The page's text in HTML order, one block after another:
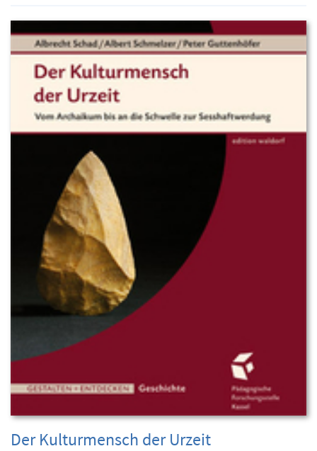
Der Kulturmensch der Urzeit